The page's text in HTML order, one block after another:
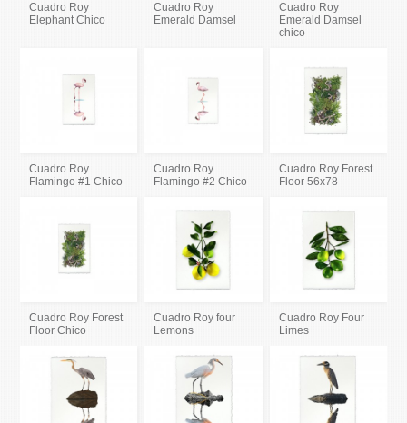
Cuadro Roy
Elephant Chico
Cuadro Roy
Emerald Damsel
Cuadro Roy
Emerald Damsel
chico
Cuadro Roy
Flamingo #1 Chico
Cuadro Roy
Flamingo #2 Chico
Cuadro Roy Forest
Floor 56x78
Cuadro Roy Forest
Floor Chico
Cuadro Roy four
Lemons
Cuadro Roy Four
Limes